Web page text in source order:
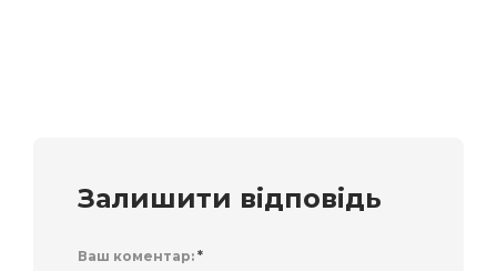
Залишити відповідь
Ваш коментар: *